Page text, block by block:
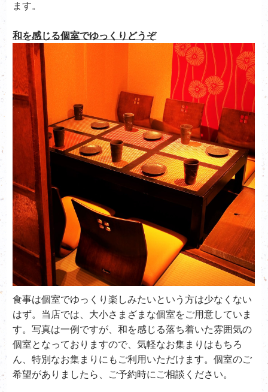
ます。
和を感じる個室でゆっくりどうぞ
食事は個室でゆっくり楽しみたいという方は少なくない
はず。当店では、大小さまざまな個室をご用意していま
す。写真は一例ですが、和を感じる落ち着いた雰囲気の
個室となっておりますので、気軽なお集まりはもちろ
ん、特別なお集まりにもご利用いただけます。個室のご
希望がありましたら、ご予約時にご相談ください。